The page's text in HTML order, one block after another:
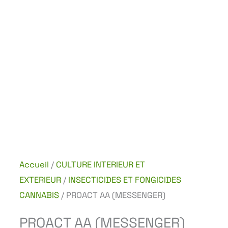
Accueil / CULTURE INTERIEUR ET
EXTERIEUR / INSECTICIDES ET FONGICIDES
CANNABIS / PROACT AA (MESSENGER)
PROACT AA (MESSENGER)